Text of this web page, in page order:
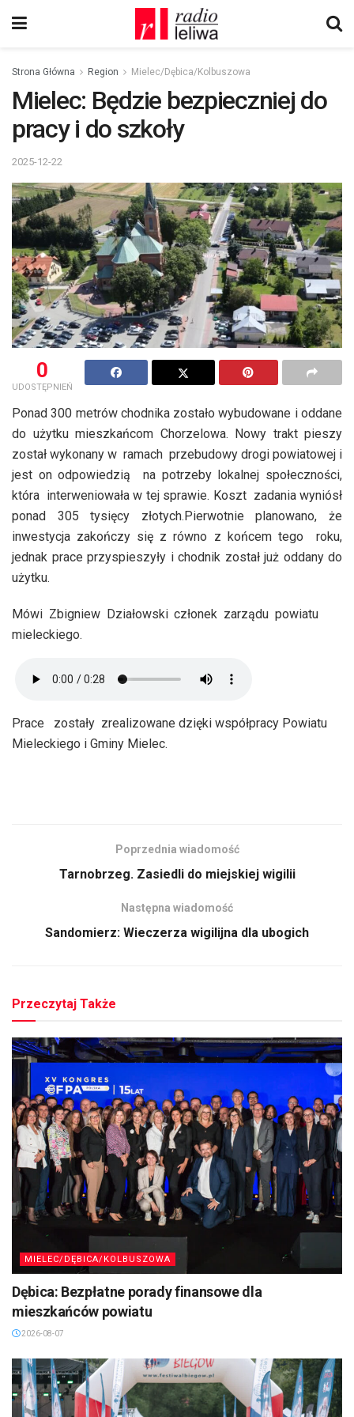
Strona Główna Region Mielec/Dębica/Kolbuszowa
Mielec: Będzie bezpieczniej do
pracy i do szkoły
2025-12-22
0
UDOSTĘPNIEŃ
Ponad 300 metrów chodnika zostało wybudowane i oddane
do użytku mieszkańcom Chorzelowa. Nowy trakt pieszy
został wykonany w ramach przebudowy drogi powiatowej i
jest on odpowiedzią na potrzeby lokalnej społeczności,
która interweniowała w tej sprawie. Koszt zadania wyniósł
ponad 305 tysięcy złotych.Pierwotnie planowano, że
inwestycja zakończy się z równo z końcem tego roku,
jednak prace przyspieszyły i chodnik został już oddany do
użytku.
Mówi Zbigniew Działowski członek zarządu powiatu
mieleckiego.
Prace zostały zrealizowane dzięki współpracy Powiatu
Mieleckiego i Gminy Mielec.
Poprzednia wiadomość
Tarnobrzeg. Zasiedli do miejskiej wigilii
Następna wiadomość
Sandomierz: Wieczerza wigilijna dla ubogich
Przeczytaj Także
MIELEC/DĘBICA/KOLBUSZOWA
Dębica: Bezpłatne porady finansowe dla
mieszkańców powiatu
2026-08-07